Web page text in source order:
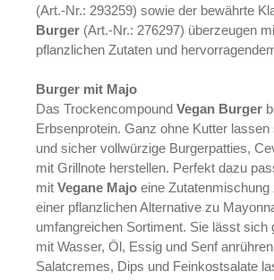
(Art.-Nr.: 293259) sowie der bewährte
Burger (Art.-Nr.: 276297) überzeugen
pflanzlichen Zutaten und
Burger mit Majo
Das Trockencompound Vegan Burger
Erbsenprotein. Ganz ohne Kutter
und sicher vollwürzige Burgerpatties,
mit Grillnote herstellen. Perfekt dazu
mit Vegane Majo eine
einer pflanzlichen Alternative zu
umfangreichen Sortiment. Sie lässt sich
mit Wasser, Öl, Essig und Senf
Salatcremes, Dips und Feinkostsalate